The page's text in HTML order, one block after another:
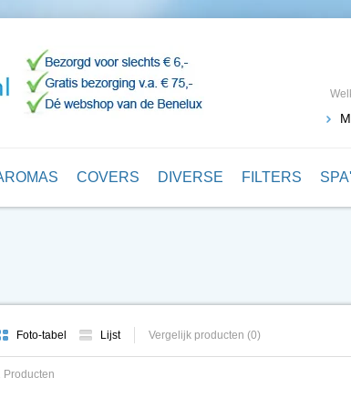
COVERS DIVERSE FILTERS
Foto-tabel Lijst Vergelijk producten (0)
Producten